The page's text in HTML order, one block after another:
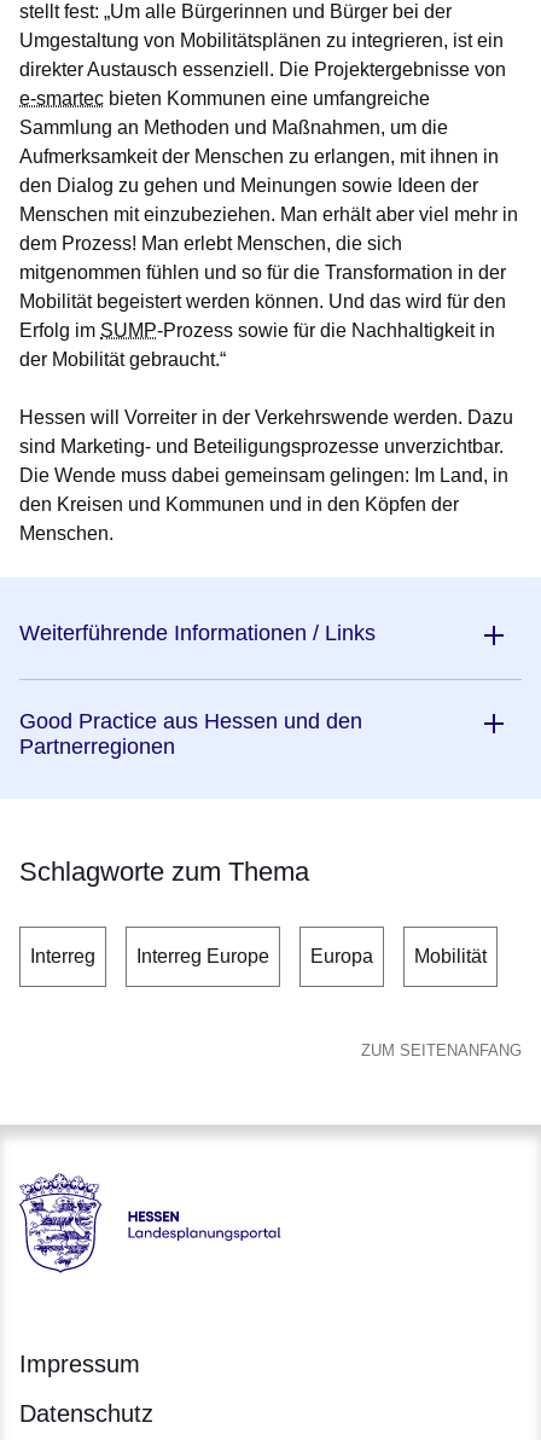
stellt fest: „Um alle Bürgerinnen und Bürger bei der
Umgestaltung von Mobilitätsplänen zu integrieren, ist ein
direkter Austausch essenziell. Die Projektergebnisse von
e-smartec bieten Kommunen eine umfangreiche
Sammlung an Methoden und Maßnahmen, um die
Aufmerksamkeit der Menschen zu erlangen, mit ihnen in
den Dialog zu gehen und Meinungen sowie Ideen der
Menschen mit einzubeziehen. Man erhält aber viel mehr in
dem Prozess! Man erlebt Menschen, die sich
mitgenommen fühlen und so für die Transformation in der
Mobilität begeistert werden können. Und das wird für den
Erfolg im SUMP-Prozess sowie für die Nachhaltigkeit in
der Mobilität gebraucht.“
Hessen will Vorreiter in der Verkehrswende werden. Dazu
sind Marketing- und Beteiligungsprozesse unverzichtbar.
Die Wende muss dabei gemeinsam gelingen: Im Land, in
den Kreisen und Kommunen und in den Köpfen der
Menschen.
Weiterführende Informationen / Links
Good Practice aus Hessen und den
Partnerregionen
Schlagworte zum Thema
Interreg Interreg Europe Europa Mobilität
ZUM SEITENANFANG
Hessen - Landesplanungsportal
Impressum
Datenschutz